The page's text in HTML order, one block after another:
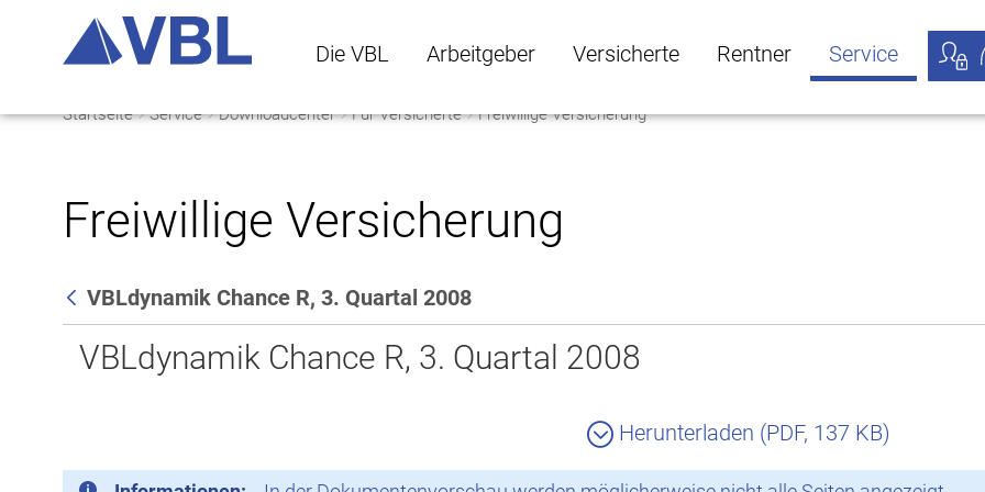
Die VBL
Die VBL Untermenü öffnen
Arbeitgeber
Arbeitgeber Untermenü öffnen
Versicherte
Versicherte Untermenü öffnen
Rentner Service
Startseite Service Downloadcenter Für Versicherte Freiwillige Versicherung
Freiwillige Versicherung
Zurück
VBLdynamik Chance R, 3. Quartal 2008
VBLdynamik Chance R, 3. Quartal 2008
Herunterladen (PDF, 137 KB)